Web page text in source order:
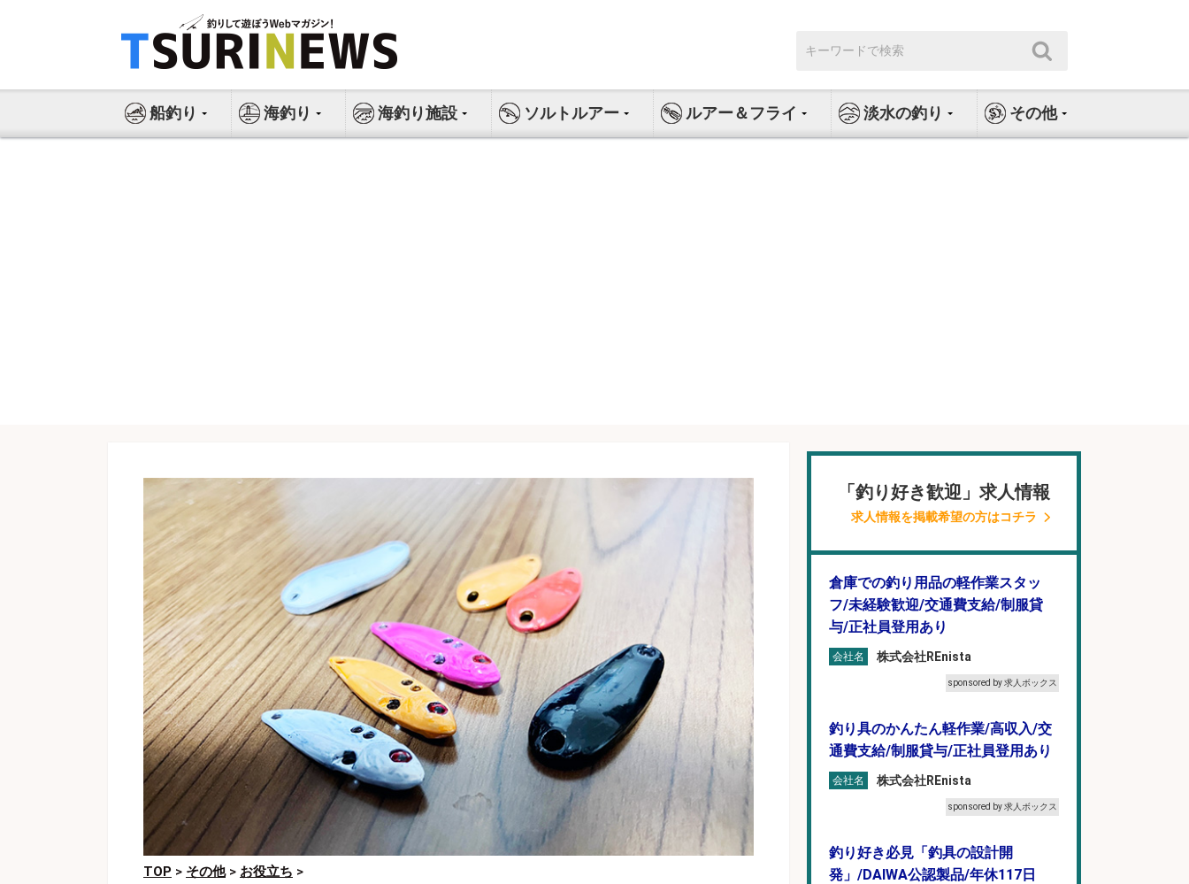
ス
索:
船釣り 海釣り 海釣り施設 ソルトルアー ルアー＆フライ 淡水の釣り その他
TOP > その他> お役立ち >
「釣り好き歓迎」求人情報
求人情報を掲載希望の方はコチラ
倉庫での釣り用品の軽作業スタッ
フ/未経験歓迎/交通費支給/制服貸
与/正社員登用あり
会社名 株式会社REnista
sponsored by 求人ボックス
釣り具のかんたん軽作業/高収入/交
通費支給/制服貸与/正社員登用あり
会社名 株式会社REnista
sponsored by 求人ボックス
釣り好き必見「釣具の設計開
発」/DAIWA公認製品/年休117日